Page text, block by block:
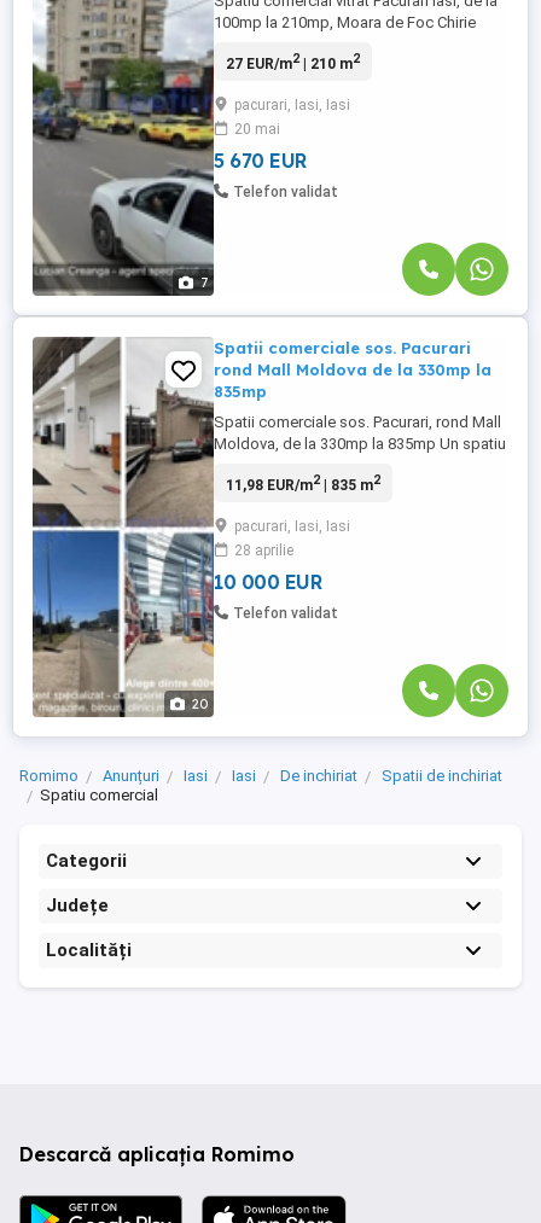
7
100mp la 210mp, Moara de Foc Chirie
daca ai nevoie de vad intens pietonal si
vitrate si 2-3 cai de acces. Spatiu aprox.
210mp, Iasi - str. Pacurari 145, 2,8mH tavan
fals; ...
27 EUR/m2| 210 m2
pacurari, Iasi, Iasi
20 mai
5 670 EUR
Telefon validat
20
Spatii comerciale sos. Pacurari
rond Mall Moldova de la 330mp la
835mp
Spatii comerciale sos. Pacurari, rond Mall
Moldova, de la 330mp la 835mp Un spatiu
mai mare trafic rutier din Iasi - rond Mall
vizibilitatea il fac potrivit ca showroom
pentru: domeniul auto, scule, instalatii s.a.;
...
11,98 EUR/m2| 835 m2
pacurari, Iasi, Iasi
28 aprilie
10 000 EUR
Telefon validat
Romimo Anunțuri Iasi Iasi De inchiriat
Spatii de inchiriat
Spatiu comercial
Categorii
Județe
Localități
Descarcă aplicația Romimo